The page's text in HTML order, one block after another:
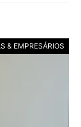
& EMPRESÁRIOS